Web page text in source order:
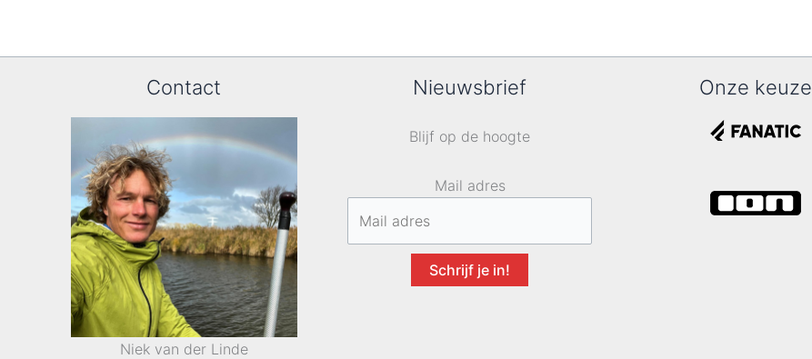
Contact
Niek van der Linde
Nieuwsbrief
Blijf op de hoogte
Mail adres
Schrijf je in!
Onze keuze